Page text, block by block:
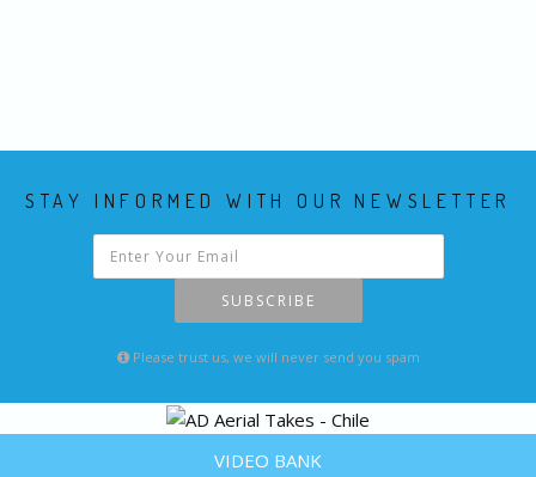
STAY INFORMED WITH OUR NEWSLETTER
SUBSCRIBE
Please trust us, we will never send you spam
VIDEO BANK